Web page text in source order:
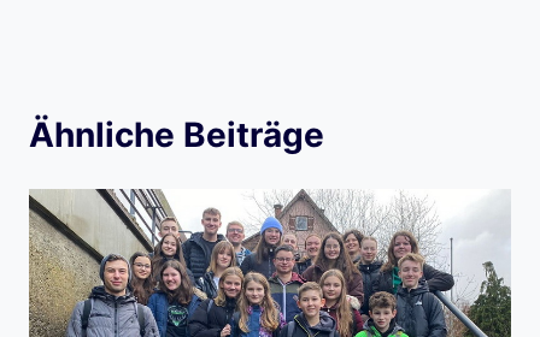
Ähnliche Beiträge